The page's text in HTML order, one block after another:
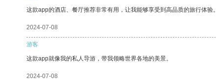
这款app的酒店、餐厅推荐非常有用，让我能够享受到高品质的旅行体验。
2024-07-08
游客
这款app就像我的私人导游，带我领略世界各地的美景。
2024-07-08